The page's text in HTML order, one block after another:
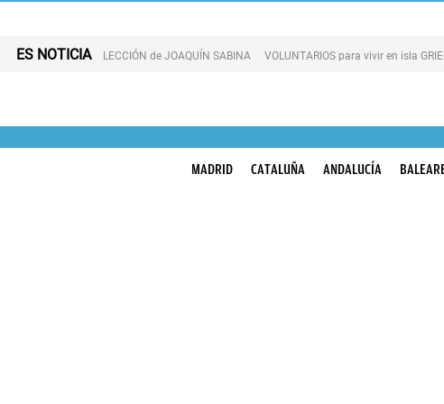
ES NOTICIA LECCIÓN de JOAQUÍN SABINA VOLUNTARIOS para vivir en isla
MADRID CATALUÑA ANDALUCÍA